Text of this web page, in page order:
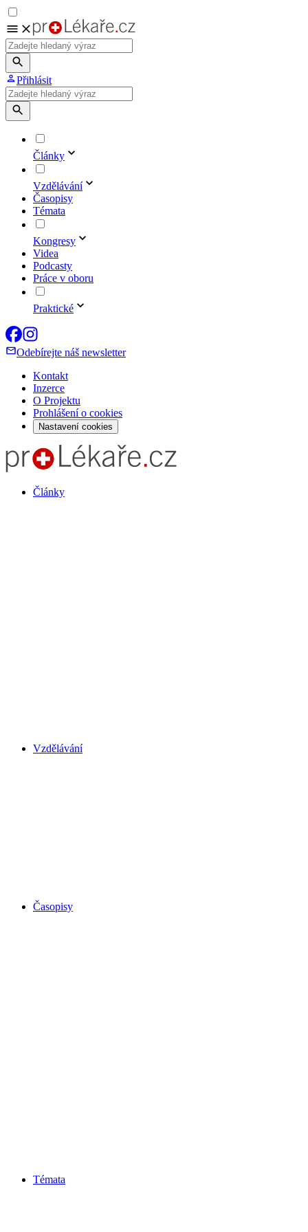
Přihlásit
Články
Vzdělávání
Časopisy
Témata
Kongresy
Videa
Podcasty
Práce v oboru
Praktické
Odebírejte náš newsletter
Kontakt
Inzerce
O Projektu
Prohlášení o cookies
Nastavení cookies
Články
Vzdělávání
Časopisy
Témata